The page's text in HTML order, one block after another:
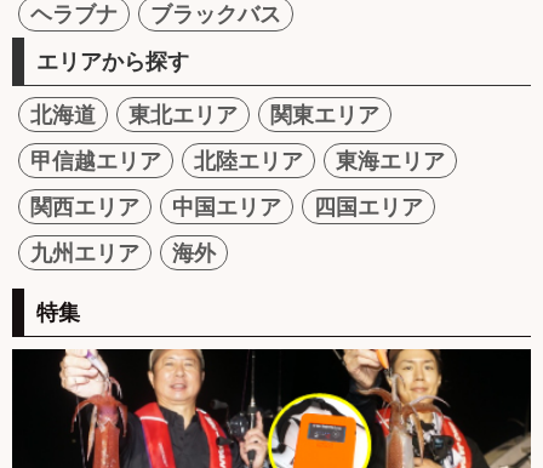
ヘラブナ
ブラックバス
エリアから探す
北海道 東北エリア
関東エリア
甲信越エリア
北陸エリア
東海エリア
関西エリア
中国エリア
四国エリア
九州エリア
海外
特集